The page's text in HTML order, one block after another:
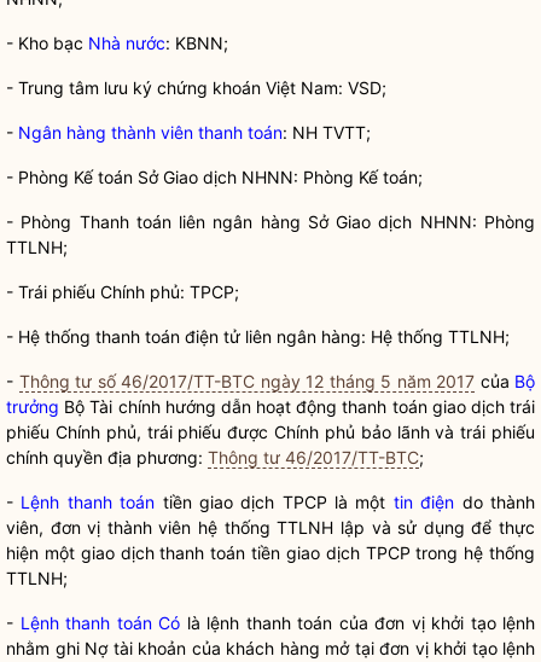
- Kho bạc Nhà nước: KBNN;
- Trung tâm lưu ký chứng khoán Việt Nam: VSD;
- Ngân hàng thành viên thanh toán: NH TVTT;
- Phòng Kế toán Sở Giao dịch NHNN: Phòng Kế toán;
- Phòng Thanh toán liên ngân hàng Sở Giao dịch NHNN: Phòng
TTLNH;
- Trái phiếu Chính phủ: TPCP;
- Hệ thống thanh toán điện tử liên ngân hàng: Hệ thống TTLNH;
- Thông tư số 46/2017/TT-BTC ngày 12 tháng 5 năm 2017 của Bộ
trưởng Bộ Tài chính hướng dẫn hoạt động thanh toán giao dịch trái
phiếu Chính phủ, trái phiếu được Chính phủ bảo lãnh và trái phiếu
chính quyền địa phương: Thông tư 46/2017/TT-BTC;
- Lệnh thanh toán tiền giao dịch TPCP là một tin điện do thành
viên, đơn vị thành viên hệ thống TTLNH lập và sử dụng để thực
hiện một giao dịch thanh toán tiền giao dịch TPCP trong hệ thống
TTLNH;
- Lệnh thanh toán Có là lệnh thanh toán của đơn vị khởi tạo lệnh
nhằm ghi Nợ tài khoản của khách hàng mở tại đơn vị khởi tạo lệnh